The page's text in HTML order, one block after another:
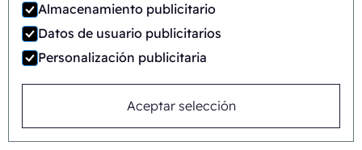
Almacenamiento publicitario
Datos de usuario publicitarios
Personalización publicitaria
Aceptar selección